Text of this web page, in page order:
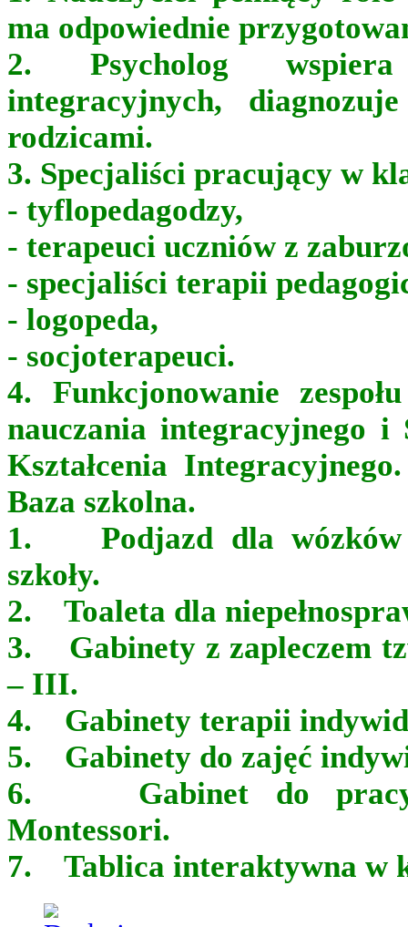
ma odpowiednie
2. Psycholog
integracyjnych,
rodzicami.
3. Specjaliści pracujący w
- tyflopedagodzy,
- terapeuci uczniów z
- specjaliści terapii
- logopeda,
- socjoterapeuci.
4. Funkcjonowanie zespołu
nauczania integracyjnego i
Kształcenia Integracyjnego.
Baza szkolna.
1. Podjazd dla wózków
szkoły.
2. Toaleta dla
3. Gabinety z zapleczem
– III.
4. Gabinety terapii
5. Gabinety do zajęć
6. Gabinet do pracy
Montessori.
7. Tablica interaktywna w